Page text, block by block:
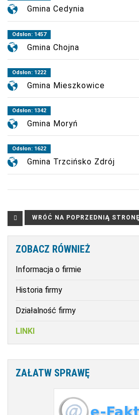
Gmina Cedynia
Odsłon: 1457
Gmina Chojna
Odsłon: 1222
Gmina Mieszkowice
Odsłon: 1342
Gmina Moryń
Odsłon: 1622
Gmina Trzcińsko Zdrój
ZOBACZ RÓWNIEŻ
Informacja o firmie
Historia firmy
Działalność firmy
LINKI
ZAŁATW SPRAWĘ